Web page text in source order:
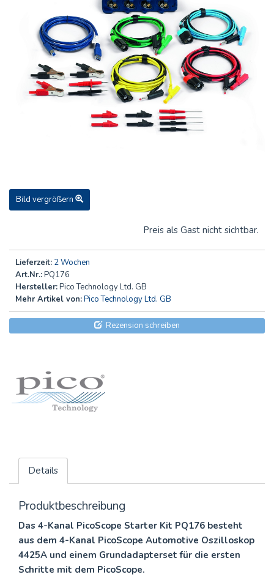
Bild vergrößern
Preis als Gast nicht sichtbar.
Lieferzeit: 2 Wochen
Art.Nr.:PQ176
Hersteller:Pico Technology Ltd. GB
Mehr Artikel von:Pico Technology Ltd. GB
Rezension schreiben
Details
Produktbeschreibung
Das 4-Kanal PicoScope Starter Kit PQ176 besteht
aus dem 4-Kanal PicoScope Automotive Oszilloskop
4425A und einem Grundadapterset für die ersten
Schritte mit dem PicoScope.